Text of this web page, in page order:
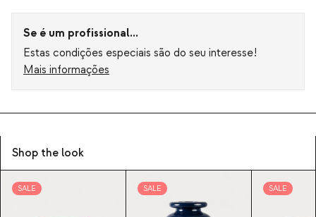
Se é um profissional...
Estas condições especiais são do seu interesse!
Mais informações
Shop the look
SALE SALE SALE